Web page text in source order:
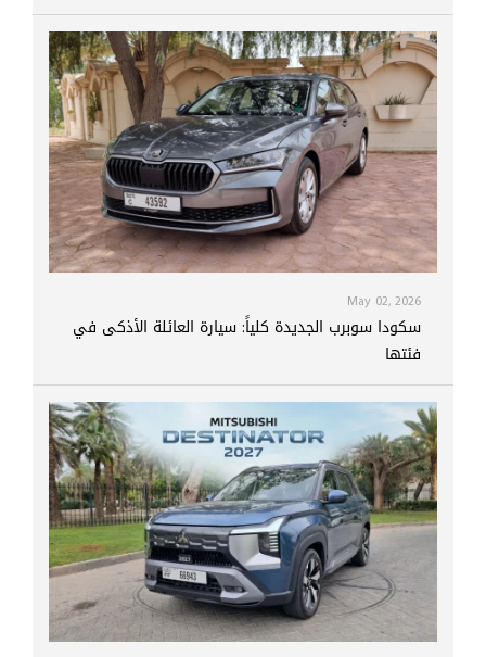
May 02, 2026
سكودا سوبرب الجديدة كلياً: سيارة العائلة الأذكى في
فئتها